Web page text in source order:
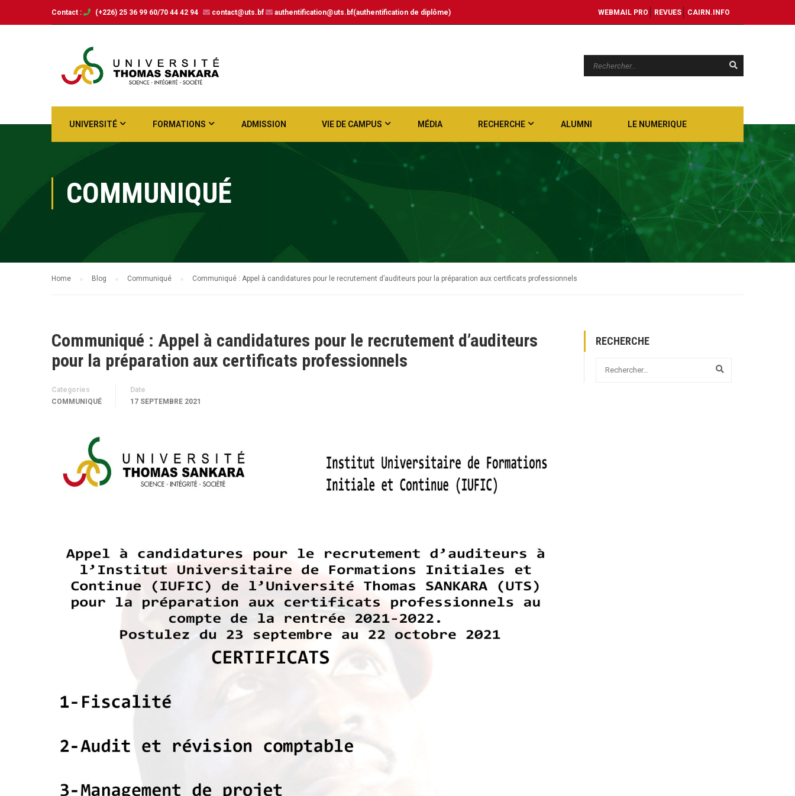
Contact : (+226) 25 36 99 60/70 44 42 94 contact@uts.bf authentification@uts.bf(authentification de diplôme) WEBMAIL PRO REVUES CAIRN.INFO
UNIVERSITÉ FORMATIONS ADMISSION VIE DE CAMPUS MÉDIA RECHERCHE ALUMNI LE NUMERIQUE
COMMUNIQUÉ
Home Blog Communiqué Communiqué : Appel à candidatures pour le recrutement d’auditeurs pour la préparation aux certificats professionnels
Communiqué : Appel à candidatures pour le recrutement d’auditeurs
pour la préparation aux certificats professionnels
Categories
COMMUNIQUÉ
Date
17 SEPTEMBRE 2021
RECHERCHE